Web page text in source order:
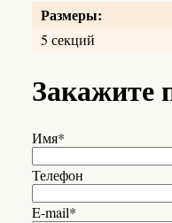
Размеры:
5 секций
Закажите
Имя*
Телефон
E-mail*